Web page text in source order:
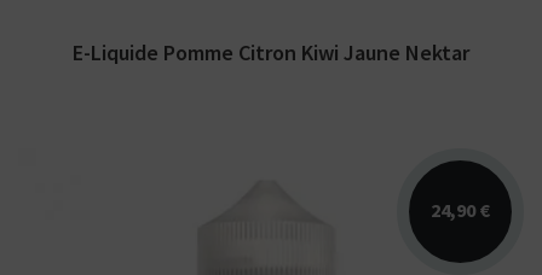
E-Liquide Pomme Citron Kiwi Jaune Nektar
24,90 €